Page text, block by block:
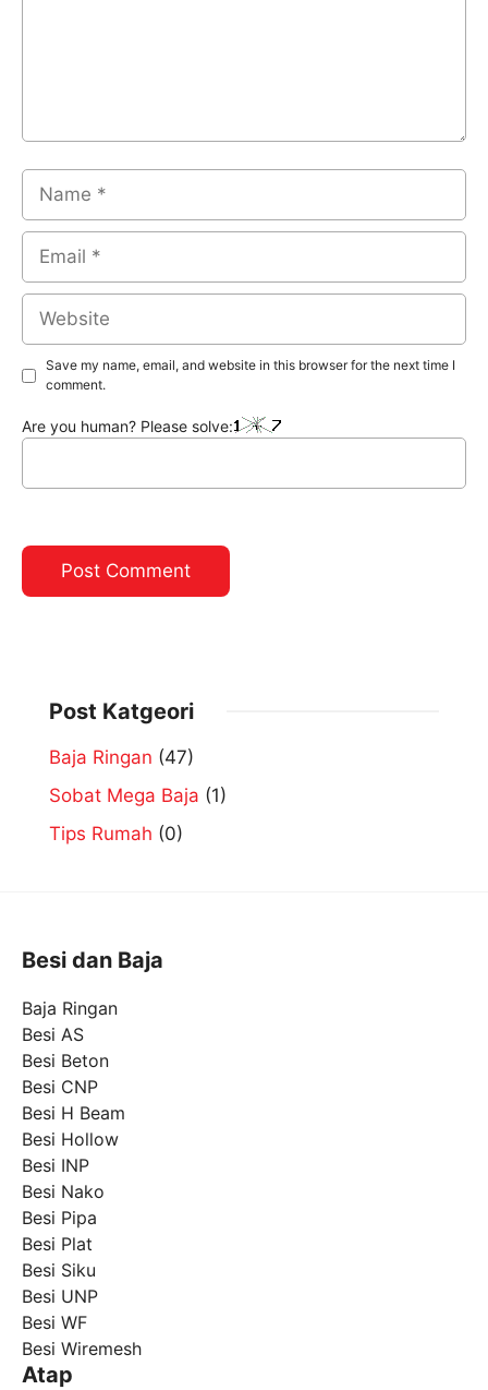
Name
Email
Website
Save my name, email, and website in this browser for the next time I
comment.
Are you human? Please solve:
Post Katgeori
Baja Ringan (47)
Sobat Mega Baja (1)
Tips Rumah (0)
Besi dan Baja
Baja Ringan
Besi AS
Besi Beton
Besi CNP
Besi H Beam
Besi Hollow
Besi INP
Besi Nako
Besi Pipa
Besi Plat
Besi Siku
Besi UNP
Besi WF
Besi Wiremesh
Atap